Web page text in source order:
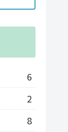
6
2
8